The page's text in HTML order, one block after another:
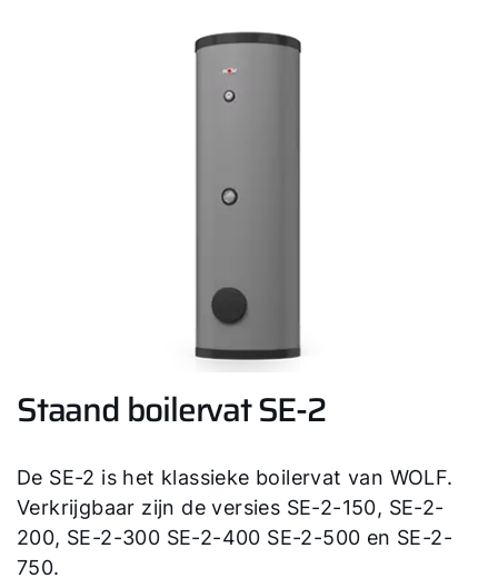
Staand boilervat SE-2
De SE-2 is het klassieke boilervat van WOLF.
Verkrijgbaar zijn de versies SE-2-150, SE-2-
200, SE-2-300 SE-2-400 SE-2-500 en SE-2-
750.